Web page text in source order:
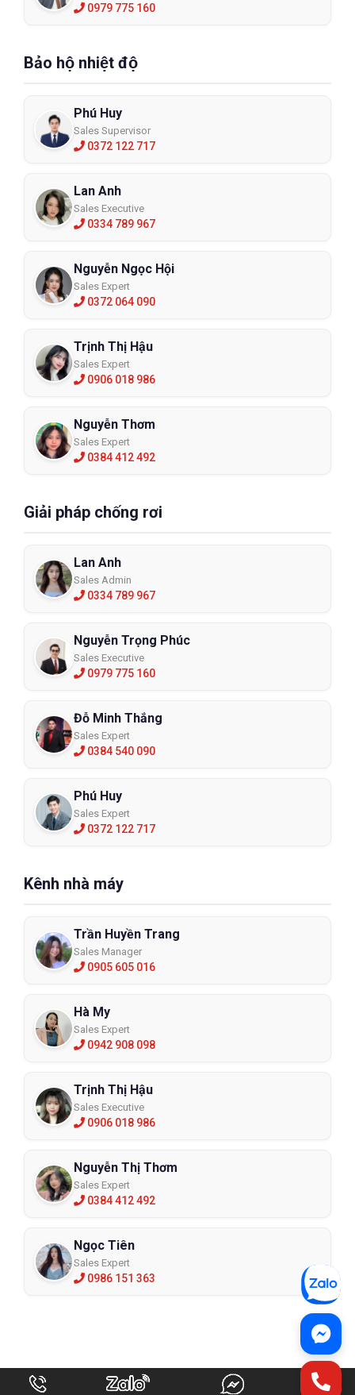
0979 775 160
Bảo hộ nhiệt độ
Phú Huy
Sales Supervisor
0372 122 717
Lan Anh
Sales Executive
0334 789 967
Nguyễn Ngọc Hội
Sales Expert
0372 064 090
Trịnh Thị Hậu
Sales Expert
0906 018 986
Nguyễn Thơm
Sales Expert
0384 412 492
Giải pháp chống rơi
Lan Anh
Sales Admin
0334 789 967
Nguyễn Trọng Phúc
Sales Executive
0979 775 160
Đỗ Minh Thắng
Sales Expert
0384 540 090
Phú Huy
Sales Expert
0372 122 717
Kênh nhà máy
Trần Huyền Trang
Sales Manager
0905 605 016
Hà My
Sales Expert
0942 908 098
Trịnh Thị Hậu
Sales Executive
0906 018 986
Nguyễn Thị Thơm
Sales Expert
0384 412 492
Ngọc Tiên
Sales Expert
0986 151 363